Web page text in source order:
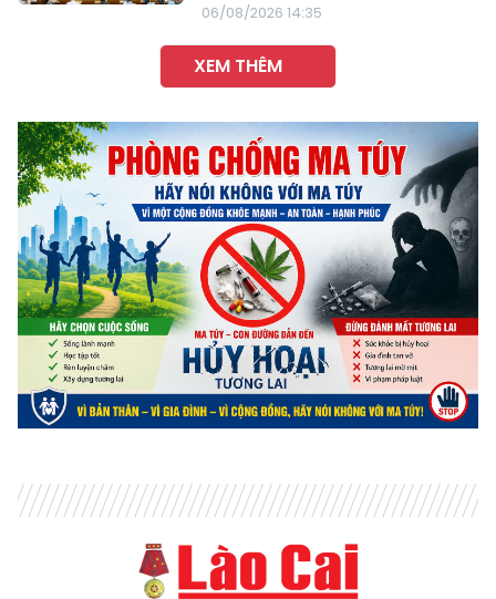
06/08/2026 14:35
XEM THÊM